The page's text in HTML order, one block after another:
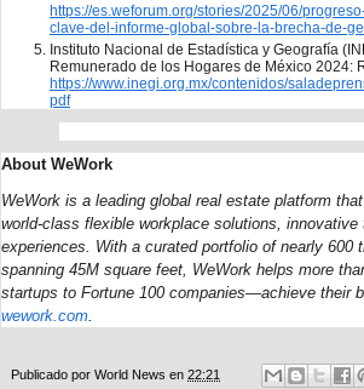
https://es.weforum.org/stories/2025/06/
clave-del-informe-global-sobre-la-brecha-de-
Instituto Nacional de Estadística y Geografía
https://www.inegi.org.mx/contenidos/
pdf
About WeWork
WeWork is a leading global real estate platform
world-class flexible workplace solutions,
experiences. With a curated portfolio of nearly 600
spanning 45M square feet, WeWork helps more
startups to Fortune 100 companies—achieve their
wework.com
Publicado por World News en 22:21